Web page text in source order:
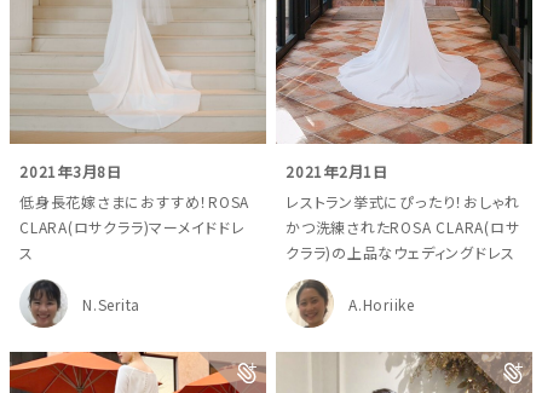
2021年3月8日
低身長花嫁さまにおすすめ！ROSA
CLARA(ロサクララ)マーメイドドレ
ス
N.Serita
2021年2月1日
レストラン挙式にぴったり！おしゃれ
かつ洗練されたROSA CLARA(ロサ
クララ)の上品なウェディングドレス
A.Horiike